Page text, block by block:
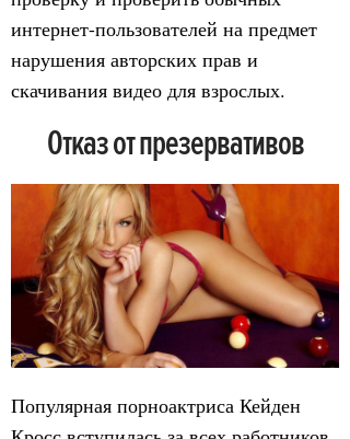
интернет-пользователей на предмет
нарушения авторских прав и
скачивания видео для взрослых.
Отказ от презервативов
Популярная порноактриса Кейден